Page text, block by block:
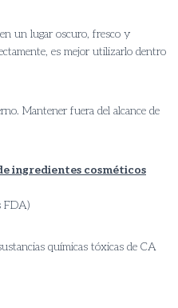
un lugar oscuro, fresco y
es mejor utilizarlo dentro
Mantener fuera del alcance de
ingredientes cosméticos
FDA)
químicas tóxicas de CA